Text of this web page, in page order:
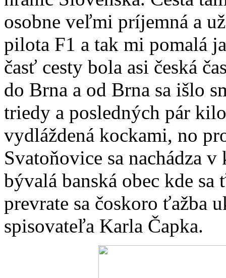
osobne veľmi príjemná a
pilota F1 a tak mi pomalá
časť cesty bola asi česká
do Brna a od Brna sa išlo
triedy a posledných pár
vydláždená kockami, no
Svatoňovice sa nachádza
bývalá banská obec kde
prevrate sa čoskoro ťažba
spisovateľa Karla Čapka.